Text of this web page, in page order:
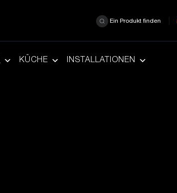
Ein Produkt finden
KÜCHE INSTALLATIONEN